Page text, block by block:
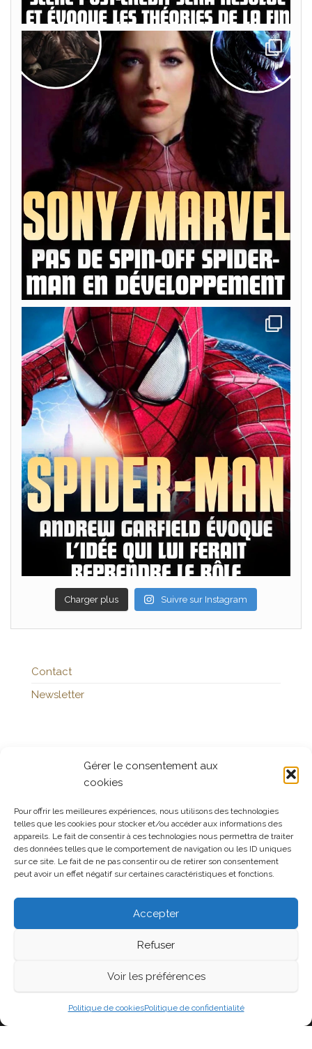
Gérer le consentement aux
cookies
Pour offrir les meilleures expériences, nous utilisons des technologies
telles que les cookies pour stocker et/ou accéder aux informations des
appareils. Le fait de consentir à ces technologies nous permettra de traiter
des données telles que le comportement de navigation ou les ID uniques
sur ce site. Le fait de ne pas consentir ou de retirer son consentement
peut avoir un effet négatif sur certaines caractéristiques et fonctions.
Accepter
Refuser
Voir les préférences
Politique de cookiesPolitique de confidentialité
Charger plus Suivre sur Instagram
Contact
Newsletter
Politique de confidentialité
Politique de cookies (UE)
Soutenir la page
Fièrement propulsé parWordPress
Blog